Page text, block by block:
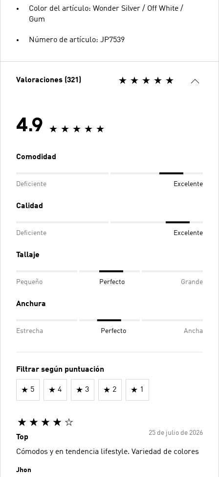
Color del artículo: Wonder Silver / Off White /
Gum
Número de artículo: JP7539
Valoraciones (321)
4.9
Comodidad
Deficiente Excelente
Calidad
Deficiente Excelente
Tallaje
Pequeño Perfecto Grande
Anchura
Estrecha Perfecto Ancha
Filtrar según puntuación
5 4 3 2 1
25 de julio de 2026
Top
Cómodos y en tendencia lifestyle. Variedad de colores
Jhon